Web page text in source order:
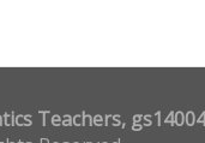
Teachers,